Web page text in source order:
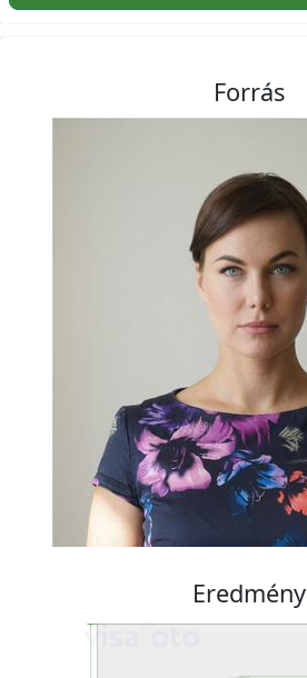
Forrás
Eredmény